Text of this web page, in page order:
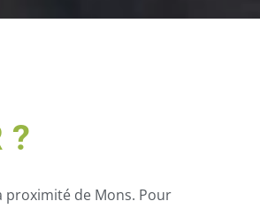
?
proximité de Mons. Pour